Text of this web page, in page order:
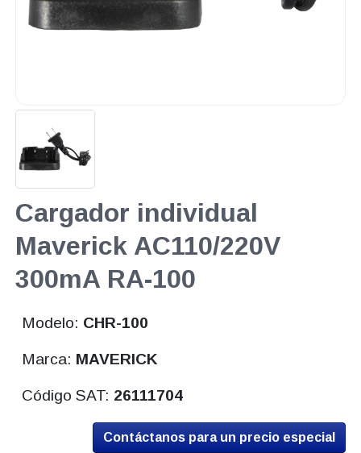
Cargador individual
Maverick AC110/220V
300mA RA-100
Modelo: CHR-100
Marca: MAVERICK
Código SAT: 26111704
Contáctanos para un precio especial